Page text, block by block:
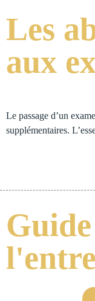
Les
aux
Le passage d’un
supplémentaires.